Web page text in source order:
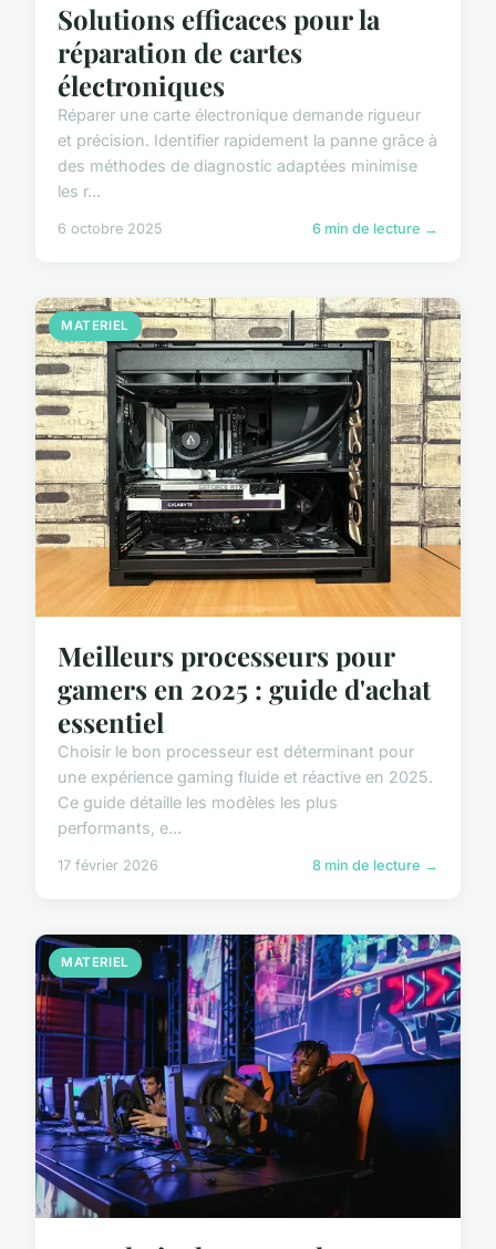
Solutions efficaces pour la
réparation de cartes
électroniques
Réparer une carte électronique demande rigueur
et précision. Identifier rapidement la panne grâce à
des méthodes de diagnostic adaptées minimise
les r...
6 octobre 2025 6 min de lecture →
MATERIEL
Meilleurs processeurs pour
gamers en 2025 : guide d'achat
essentiel
Choisir le bon processeur est déterminant pour
une expérience gaming fluide et réactive en 2025.
Ce guide détaille les modèles les plus
performants, e...
17 février 2026 8 min de lecture →
MATERIEL